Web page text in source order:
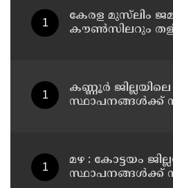
കേരള മുസ്‌ലിം
കൗൺസിലറും
കണ്ണൂർ ജില്ലയിലെ
സ്ഥാപനങ്ങള്‍ക്ക്
മഴ : കോട്ടയം
സ്ഥാപനങ്ങൾക്ക്